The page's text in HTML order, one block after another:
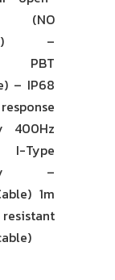
(NO
–
PBT
– IP68
400Hz
–
1m